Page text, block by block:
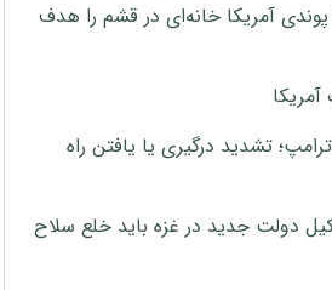
نیویورک‌تایمز: بمب ۲۰۰۰ پوندی آمریکا خانه‌ای در قشم را هدف
تشدید درگیری یا یافتن راه
دولت جدید در غزه باید خلع سلاح